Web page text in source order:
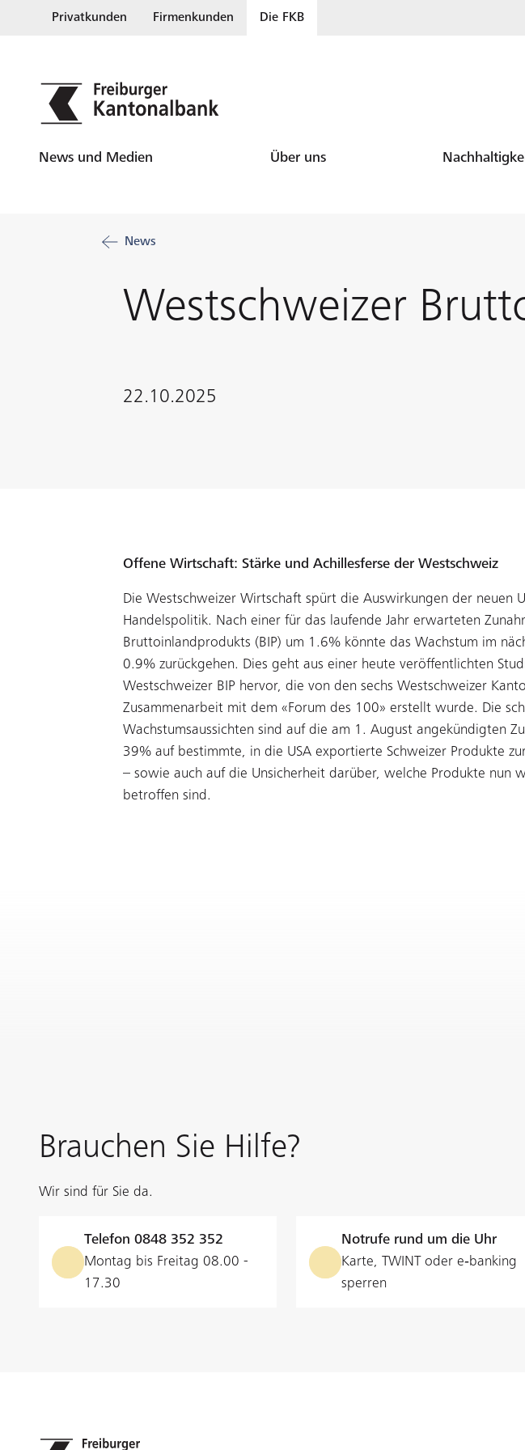
Privatkunden Firmenkunden Die FKB
News und Medien Über uns
News
Westschweizer
22.10.2025
Offene Wirtschaft: Stärke und Achillesferse der Westschweiz
Die Westschweizer Wirtschaft spürt die Auswirkungen der neuen
Handelspolitik. Nach einer für das laufende Jahr erwarteten
Bruttoinlandprodukts (BIP) um 1.6% könnte das Wachstum im
0.9% zurückgehen. Dies geht aus einer heute veröffentlichten
Westschweizer BIP hervor, die von den sechs Westschweizer
Zusammenarbeit mit dem «Forum des 100» erstellt wurde. Die
Wachstumsaussichten sind auf die am 1. August angekündigten
39% auf bestimmte, in die USA exportierte Schweizer Produkte
– sowie auch auf die Unsicherheit darüber, welche Produkte nun
betroffen sind.
Brauchen Sie Hilfe?
Wir sind für Sie da.
Telefon 0848 352 352
Montag bis Freitag 08.00 -
17.30
Notrufe rund um die Uhr
Karte, TWINT oder e‑banking
sperren